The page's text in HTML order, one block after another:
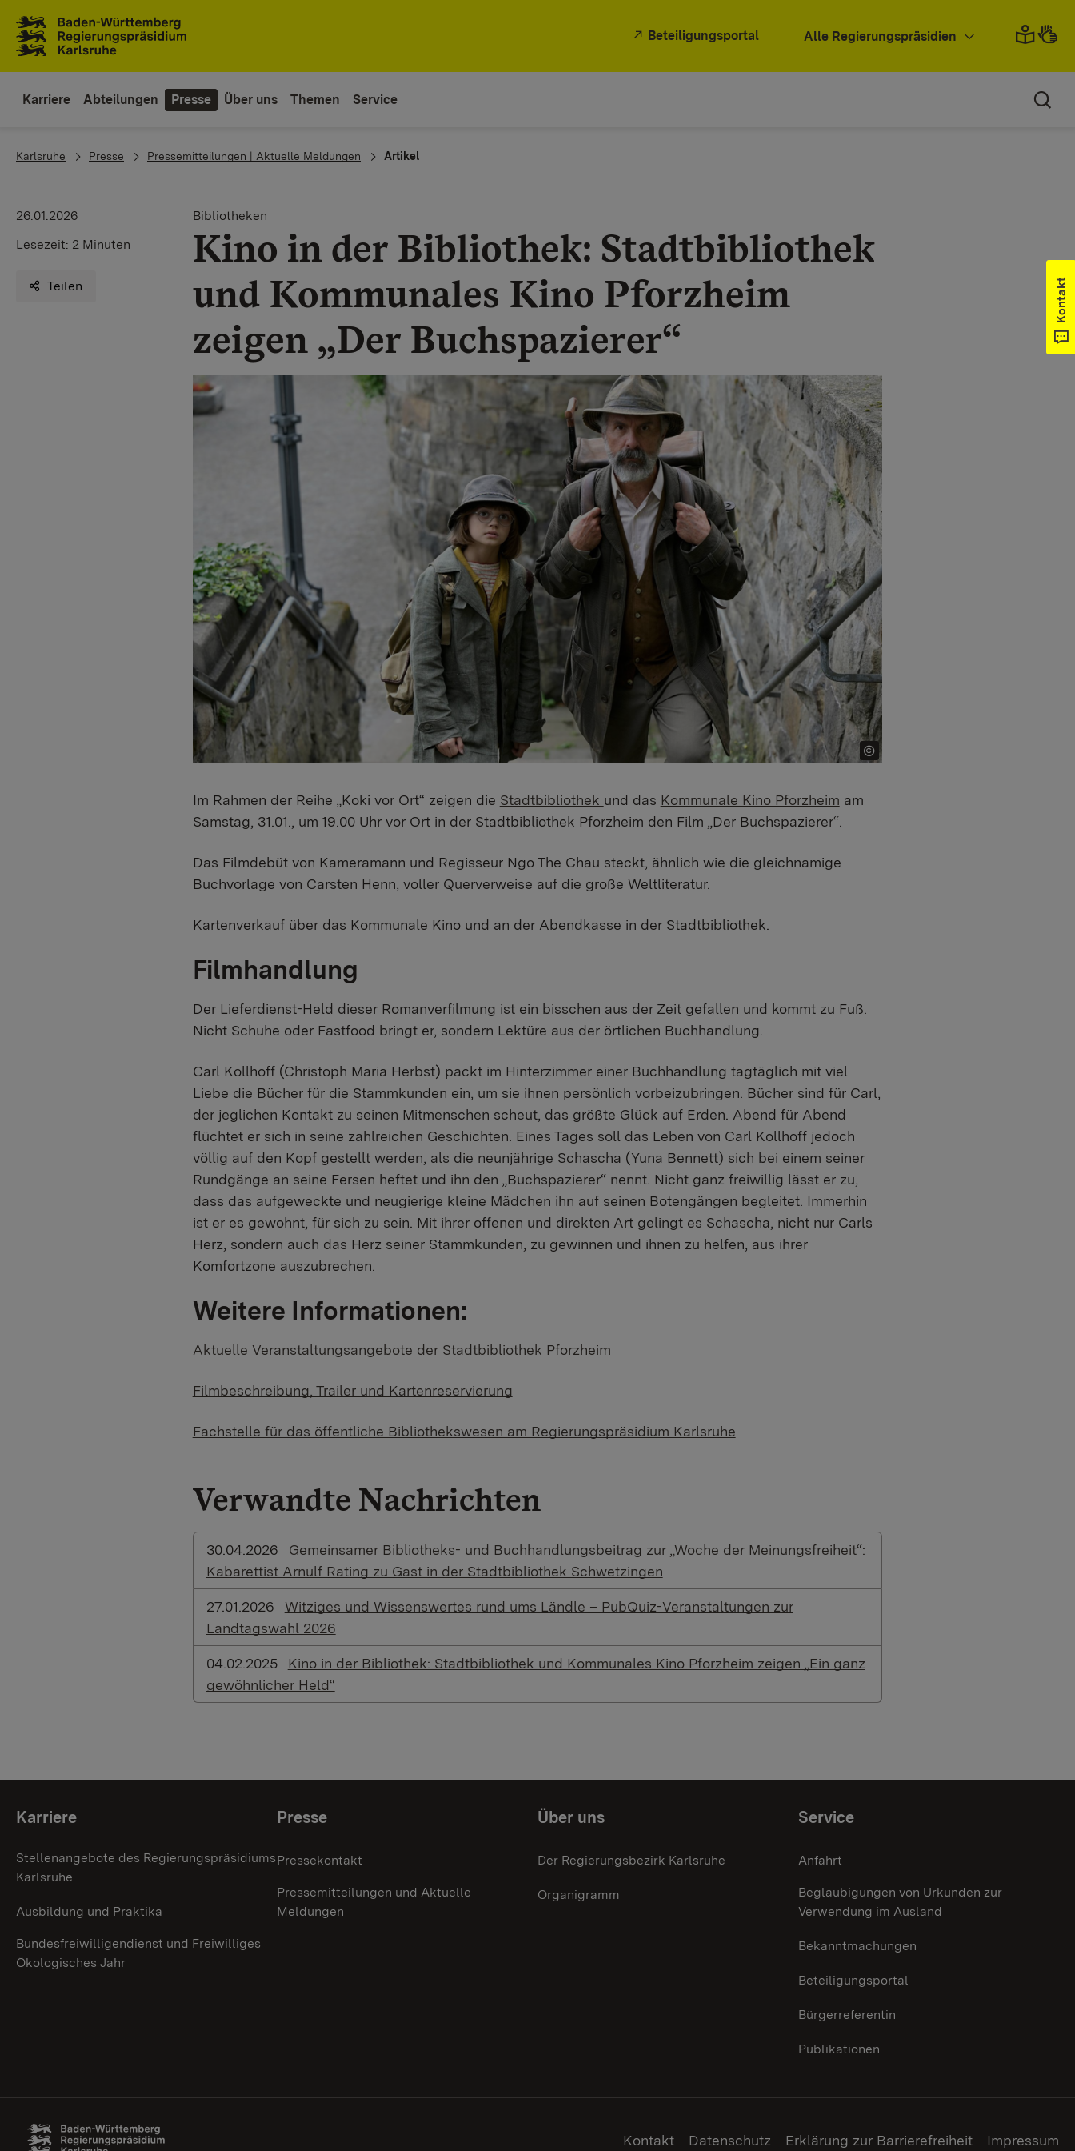
Beteiligungsportal Alle Regierungspräsidien
Karriere Abteilungen Presse Über uns Themen Service
You are here:
Karlsruhe Presse Pressemitteilungen | Aktuelle Meldungen Artikel
26.01.2026
Lesezeit: 2 Minuten
Teilen
Bibliotheken
Kino in der Bibliothek: Stadtbibliothek
und Kommunales Kino Pforzheim
zeigen „Der Buchspazierer“
Im Rahmen der Reihe „Koki vor Ort“ zeigen die Stadtbibliothek und das Kommunale Kino Pforzheim am
Samstag, 31.01., um 19.00 Uhr vor Ort in der Stadtbibliothek Pforzheim den Film „Der Buchspazierer“.
Das Filmdebüt von Kameramann und Regisseur Ngo The Chau steckt, ähnlich wie die gleichnamige
Buchvorlage von Carsten Henn, voller Querverweise auf die große Weltliteratur.
Kartenverkauf über das Kommunale Kino und an der Abendkasse in der Stadtbibliothek.
Filmhandlung
Der Lieferdienst-Held dieser Romanverfilmung ist ein bisschen aus der Zeit gefallen und kommt zu Fuß.
Nicht Schuhe oder Fastfood bringt er, sondern Lektüre aus der örtlichen Buchhandlung.
Carl Kollhoff (Christoph Maria Herbst) packt im Hinterzimmer einer Buchhandlung tagtäglich mit viel
Liebe die Bücher für die Stammkunden ein, um sie ihnen persönlich vorbeizubringen. Bücher sind für Carl,
der jeglichen Kontakt zu seinen Mitmenschen scheut, das größte Glück auf Erden. Abend für Abend
flüchtet er sich in seine zahlreichen Geschichten. Eines Tages soll das Leben von Carl Kollhoff jedoch
völlig auf den Kopf gestellt werden, als die neunjährige Schascha (Yuna Bennett) sich bei einem seiner
Rundgänge an seine Fersen heftet und ihn den „Buchspazierer“ nennt. Nicht ganz freiwillig lässt er zu,
dass das aufgeweckte und neugierige kleine Mädchen ihn auf seinen Botengängen begleitet. Immerhin
ist er es gewohnt, für sich zu sein. Mit ihrer offenen und direkten Art gelingt es Schascha, nicht nur Carls
Herz, sondern auch das Herz seiner Stammkunden, zu gewinnen und ihnen zu helfen, aus ihrer
Komfortzone auszubrechen.
Weitere Informationen:
Aktuelle Veranstaltungsangebote der Stadtbibliothek Pforzheim
Filmbeschreibung, Trailer und Kartenreservierung
Fachstelle für das öffentliche Bibliothekswesen am Regierungspräsidium Karlsruhe
Verwandte Nachrichten
30.04.2026
Gemeinsamer Bibliotheks- und Buchhandlungsbeitrag zur „Woche der Meinungsfreiheit“:
Kabarettist Arnulf Rating zu Gast in der Stadtbibliothek Schwetzingen
27.01.2026
Witziges und Wissenswertes rund ums Ländle – PubQuiz-Veranstaltungen zur
Landtagswahl 2026
04.02.2025
Kino in der Bibliothek: Stadtbibliothek und Kommunales Kino Pforzheim zeigen „Ein ganz
gewöhnlicher Held“
Kontakt
Themenübersicht
Karriere
Stellenangebote des Regierungspräsidiums
Karlsruhe
Ausbildung und Praktika
Bundesfreiwilligendienst und Freiwilliges
Ökologisches Jahr
Presse
Pressekontakt
Pressemitteilungen und Aktuelle
Meldungen
Über uns
Der Regierungsbezirk Karlsruhe
Organigramm
Service
Anfahrt
Beglaubigungen von Urkunden zur
Verwendung im Ausland
Bekanntmachungen
Beteiligungsportal
Bürgerreferentin
Publikationen
Kontakt Datenschutz Erklärung zur Barrierefreiheit Impressum